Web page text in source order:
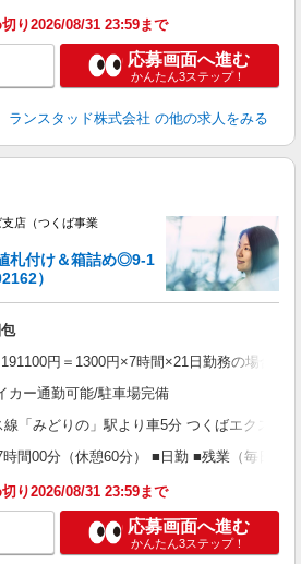
り2026/08/31 23:59まで
応募画面へ進む
かんたん3ステップ！
ランスタッド株式会社 の他の求人をみる
店（つくば事業
札付け＆箱詰め◎9-1
）
円＝1300円×7時間×21日勤務の場合
カー通勤可能/駐車場完備
「みどりの」駅より車5分 つくばエクスプ
時間00分（休憩60分） ■日勤 ■残業（毎日
り2026/08/31 23:59まで
応募画面へ進む
かんたん3ステップ！